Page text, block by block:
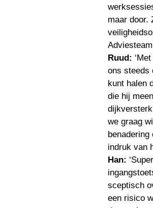
maar door.
Ruud:
ons steeds
kunt halen
die hij
we graag
Han:
sceptisch
een risico